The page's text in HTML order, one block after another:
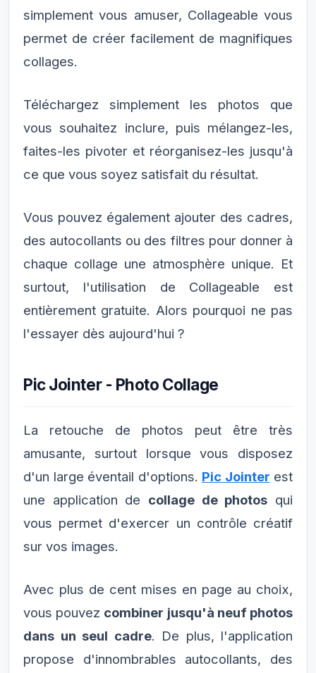
simplement vous amuser, Collageable vous
permet de créer facilement de magnifiques
collages.
Téléchargez simplement les photos que
vous souhaitez inclure, puis mélangez-les,
faites-les pivoter et réorganisez-les jusqu'à
ce que vous soyez satisfait du résultat.
Vous pouvez également ajouter des cadres,
des autocollants ou des filtres pour donner à
chaque collage une atmosphère unique. Et
surtout, l'utilisation de Collageable est
entièrement gratuite. Alors pourquoi ne pas
l'essayer dès aujourd'hui ?
Pic Jointer - Photo Collage
La retouche de photos peut être très
amusante, surtout lorsque vous disposez
d'un large éventail d'options. Pic Jointer est
une application de collage de photos qui
vous permet d'exercer un contrôle créatif
sur vos images.
Avec plus de cent mises en page au choix,
vous pouvez combiner jusqu'à neuf photos
dans un seul cadre. De plus, l'application
propose d'innombrables autocollants, des